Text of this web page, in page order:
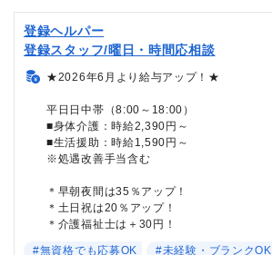
登録ヘルパー
登録スタッフ/曜日・時間応相談
★2026年6月より給与アップ！★
平日日中帯（8:00～18:00）
■身体介護：時給2,390円～
■生活援助：時給1,590円～
※処遇改善手当含む
＊早朝夜間は35％アップ！
＊土日祝は20％アップ！
＊介護福祉士は＋30円！
#無資格でも応募OK #未経験・ブランクOK